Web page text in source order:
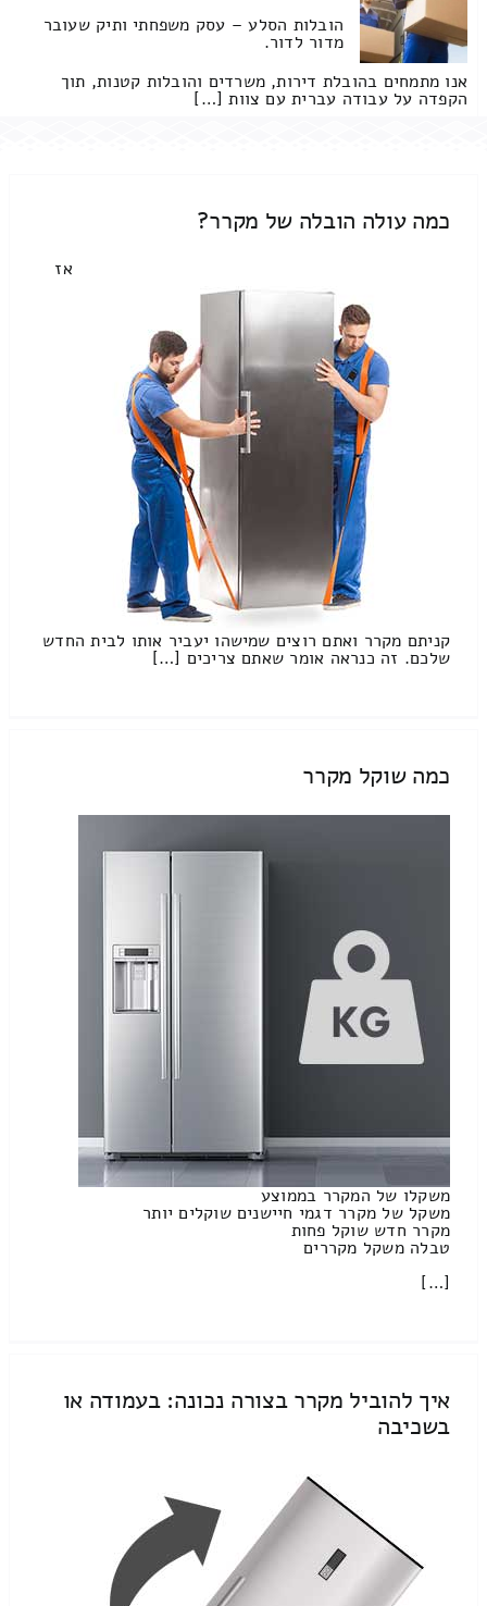
הובלות הסלע – עסק משפחתי ותיק שעובר
מדור לדור.
אנו מתמחים בהובלת דירות, משרדים והובלות קטנות, תוך
הקפדה על עבודה עברית עם צוות […]
כמה עולה הובלה של מקרר?
אז
קניתם מקרר ואתם רוצים שמישהו יעביר אותו לבית החדש
שלכם. זה כנראה אומר שאתם צריכים […]
כמה שוקל מקרר
משקלו של המקרר בממוצע
משקל של מקרר דגמי חיישנים שוקלים יותר
מקרר חדש שוקל פחות
טבלה משקל מקררים
[…]
איך להוביל מקרר בצורה נכונה: בעמודה או
בשכיבה